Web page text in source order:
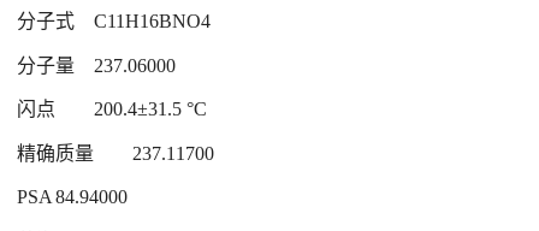
分子式 C11H16BNO4
分子量 237.06000
闪点 200.4±31.5 °C
精确质量 237.11700
PSA 84.94000